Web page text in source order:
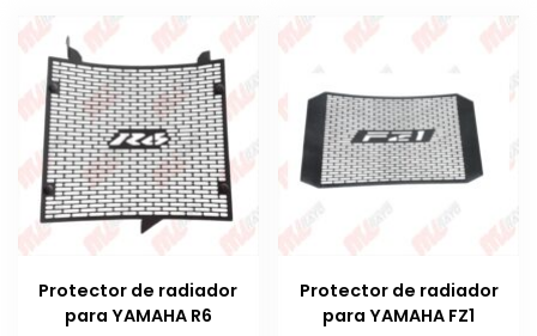
Protector de radiador
para YAMAHA R6
Protector de radiador
para YAMAHA FZ1